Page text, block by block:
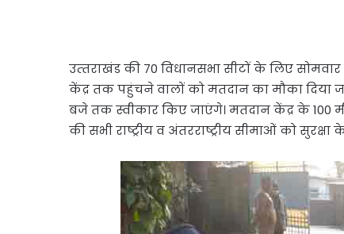
उत्‍तराखंड की 70 विधानसभा सीटों के लिए
केंद्र तक पहुंचने वालों को मतदान का मौका दिया
बजे तक स्वीकार किए जाएंगे। मतदान केंद्र के 100
की सभी राष्ट्रीय व अंतरराष्ट्रीय सीमाओं को